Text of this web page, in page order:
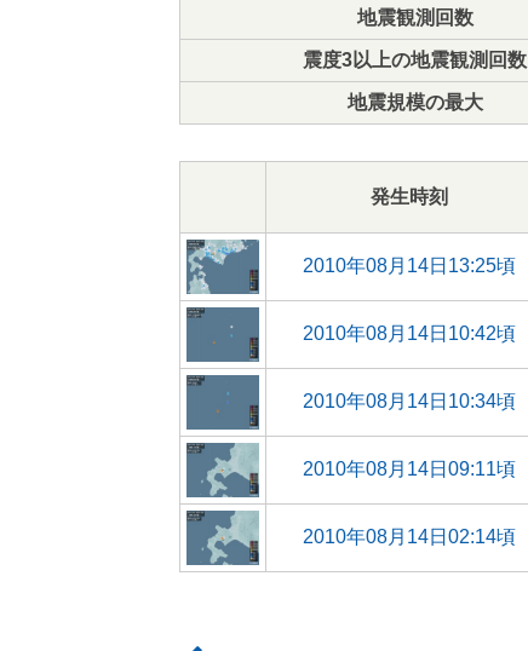
地震観測回数
震度3以上の地震観測回数
地震規模の最大
発生時刻
2010年08月14日13:25頃
2010年08月14日10:42頃
2010年08月14日10:34頃
2010年08月14日09:11頃
2010年08月14日02:14頃